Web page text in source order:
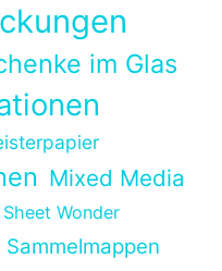
im Glas
Mixed Media
Sheet Wonder
Sammelmappen